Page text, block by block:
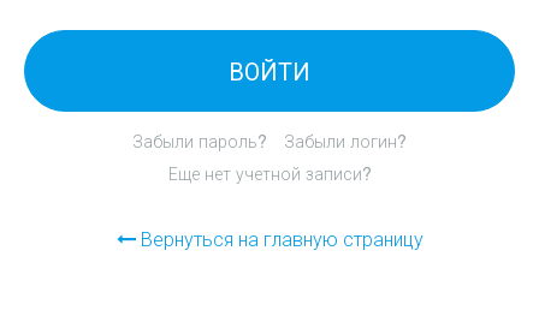
ВОЙТИ
Забыли пароль?
Забыли логин?
Еще нет учетной записи?
Вернуться на главную страницу